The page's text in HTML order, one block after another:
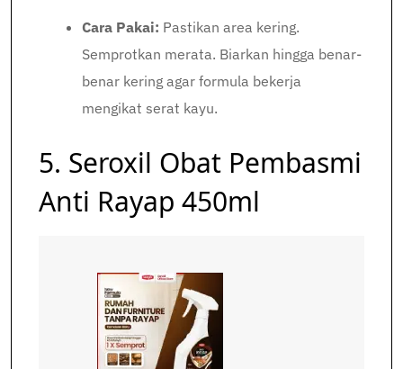
Cara Pakai: Pastikan area kering.
Semprotkan merata. Biarkan hingga benar-
benar kering agar formula bekerja
mengikat serat kayu.
5. Seroxil Obat Pembasmi
Anti Rayap 450ml